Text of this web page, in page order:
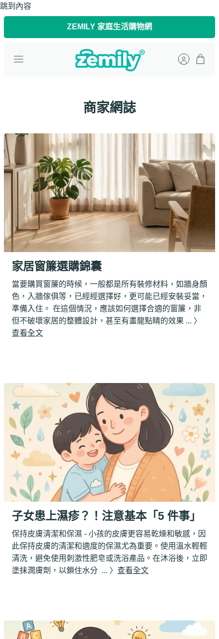
跳到內容
ZEMILY 家庭生活購物網
商家網誌
家居窗簾選購錦囊
當要購買窗簾的時候，一般都是所有裝修材料，如牆身顏
色，入牆傢俱等，已經經選擇好，更可能已經安裝妥當，
準備入住。 在這個情況，應該如何選擇合適的窗簾，非
但不破壞家居的整體設計，甚至有畫龍點睛的效果 ... 〉
查看全文
子女患上濕疹？！注意基本「5 件事」
保持皮膚清潔和保濕 - 小孩的皮膚更容易乾燥和敏感，因
此保持皮膚的清潔和適度的保濕尤為重要。使用溫水輕輕
清洗，避免使用刺激性肥皂或洗浴產品。在沐浴後，立即
塗抹潤膚劑，以鎖住水分 ... 〉 查看全文